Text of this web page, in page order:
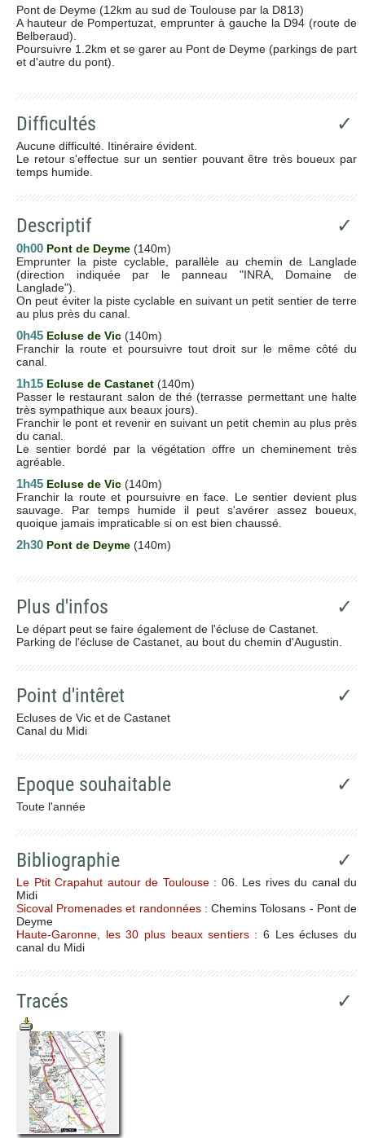
Pont de Deyme (12km au sud de Toulouse par la D813)
A hauteur de Pompertuzat, emprunter à gauche la D94 (route de
Belberaud).
Poursuivre 1.2km et se garer au Pont de Deyme (parkings de part
et d'autre du pont).
Difficultés ✓
Aucune difficulté. Itinéraire évident.
Le retour s'effectue sur un sentier pouvant être très boueux par
temps humide.
Descriptif ✓
0h00 Pont de Deyme (140m)
Emprunter la piste cyclable, parallèle au chemin de Langlade
(direction indiquée par le panneau "INRA, Domaine de
Langlade").
On peut éviter la piste cyclable en suivant un petit sentier de terre
au plus près du canal.
0h45 Ecluse de Vic (140m)
Franchir la route et poursuivre tout droit sur le même côté du
canal.
1h15 Ecluse de Castanet (140m)
Passer le restaurant salon de thé (terrasse permettant une halte
très sympathique aux beaux jours).
Franchir le pont et revenir en suivant un petit chemin au plus près
du canal.
Le sentier bordé par la végétation offre un cheminement très
agréable.
1h45 Ecluse de Vic (140m)
Franchir la route et poursuivre en face. Le sentier devient plus
sauvage. Par temps humide il peut s'avérer assez boueux,
quoique jamais impraticable si on est bien chaussé.
2h30 Pont de Deyme (140m)
Plus d'infos ✓
Le départ peut se faire également de l'écluse de Castanet.
Parking de l'écluse de Castanet, au bout du chemin d'Augustin.
Point d'intêret ✓
Ecluses de Vic et de Castanet
Canal du Midi
Epoque souhaitable ✓
Toute l'année
Bibliographie ✓
Le Ptit Crapahut autour de Toulouse: 06. Les rives du canal du
Midi
Sicoval Promenades et randonnées: Chemins Tolosans - Pont de
Deyme
Haute-Garonne, les 30 plus beaux sentiers: 6 Les écluses du
canal du Midi
Tracés ✓